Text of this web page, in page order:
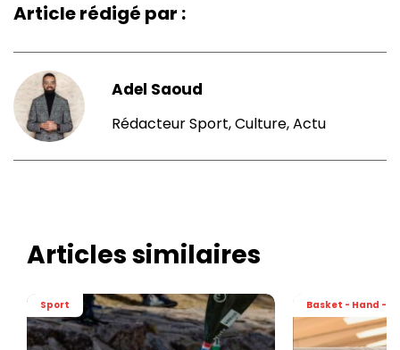
Article rédigé par :
Adel Saoud
Rédacteur Sport, Culture, Actu
Articles similaires
Sport Basket - Hand -